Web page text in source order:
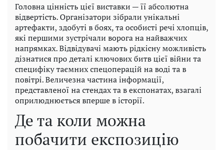
Головна цінність цієї виставки — її абсолютна
відвертість. Організатори зібрали унікальні
артефакти, здобуті в боях, та особисті речі хлопців,
які першими зустрічали ворога на найважчих
напрямках. Відвідувачі мають рідкісну можливість
дізнатися про деталі ключових битв цієї війни та
специфіку таємних спецоперацій на воді та в
повітрі. Величезна частина інформації,
представленої на стендах та в експонатах, взагалі
оприлюднюється вперше в історії.
Де та коли можна
побачити експозицію